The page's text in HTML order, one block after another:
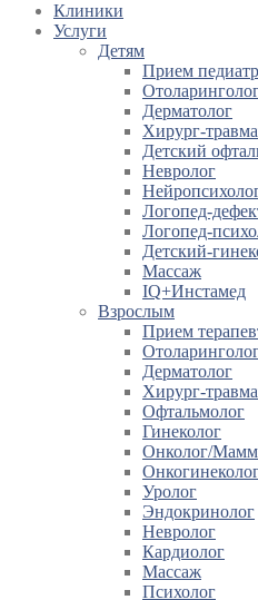
Клиники
Услуги
Детям
Прием
Дерматолог
Хирург-
Детский
Невролог
Логопед-
Логопед-
Детский-
Массаж
IQ+Инстамед
Взрослым
Прием
Дерматолог
Хирург-
Офтальмолог
Гинеколог
Онколог/
Уролог
Эндокринолог
Невролог
Кардиолог
Массаж
Психолог